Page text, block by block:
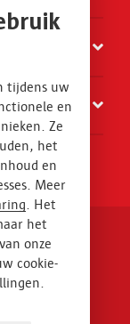
tijdens uw
en
Ze
het
en
Meer
. Het
het
onze
cookie-